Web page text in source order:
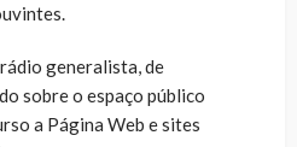
generalista, de
sobre o espaço público
a Página Web e sites